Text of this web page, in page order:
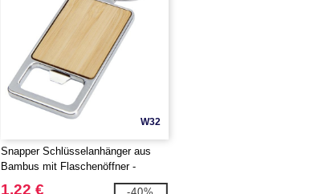
W32
Snapper Schlüsselanhänger aus
Bambus mit Flaschenöffner -
EgotierPro 126340
1,22 €